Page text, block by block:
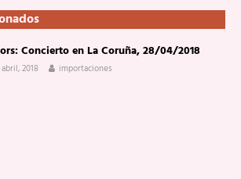
Concierto en La Coruña, 28/04/2018
2018 importaciones